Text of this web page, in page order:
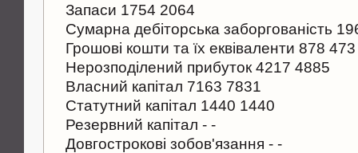
Запаси 1754 2064
Сумарна дебiторська заборгованість
Грошовi кошти та їх еквіваленти 878 473
Нерозподiлений прибуток 4217 4885
Власний капiтал 7163 7831
Статутний капiтал 1440 1440
Резервний капітал - -
Довгостроковi зобов'язання - -